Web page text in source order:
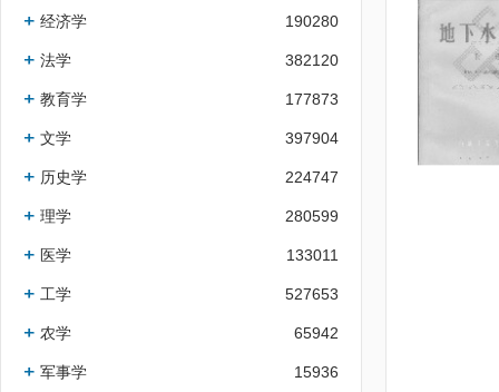
经济学 190280
法学 382120
教育学 177873
文学 397904
历史学 224747
理学 280599
医学 133011
工学 527653
农学 65942
军事学 15936